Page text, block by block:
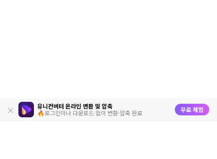
유니컨버터 온라인 변환 및 압축
🔥로그인이나 다운로드 없이 변환·압축 완료
무료 체험